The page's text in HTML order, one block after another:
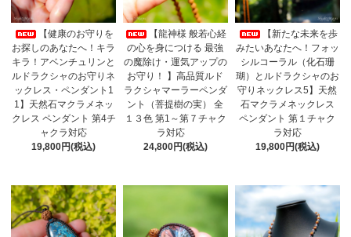
【健康のお守りを
お探しのあなたへ！キラ
キラ！アベンチュリンと
ルドラクシャのお守りネ
ックレス・ペンダント1
1】天然石マクラメネッ
クレス ペンダント 第4チ
ャクラ対応
19,800円(税込)
【龍神様 般若心経
の心を身につける 最強
の魔除け・運気アップの
お守り！ 】高品質ルド
ラクシャマーラーペンダ
ント（菩提樹の実） 全
１３色 第1～第７チャク
ラ対応
24,800円(税込)
【新たな未来を歩
みたいあなたへ！フォッ
シルコーラル（化石珊
瑚）とルドラクシャのお
守りネックレス5】天然
石マクラメネックレス
ペンダント 第１チャク
ラ対応
19,800円(税込)